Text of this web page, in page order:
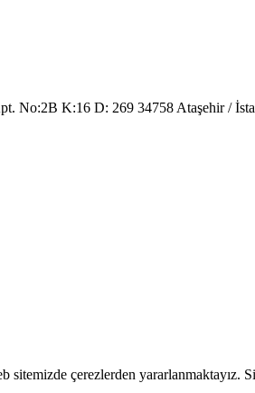
No:2B K:16 D: 269 34758 Ataşehir /
çerezlerden yararlanmaktayız.